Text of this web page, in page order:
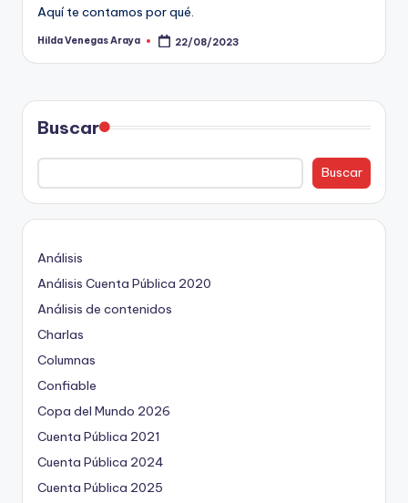
Aquí te contamos por qué.
Publicado
Hilda Venegas Araya 22/08/2023
Buscar
Buscar
Análisis
Análisis Cuenta Pública 2020
Análisis de contenidos
Charlas
Columnas
Confiable
Copa del Mundo 2026
Cuenta Pública 2021
Cuenta Pública 2024
Cuenta Pública 2025